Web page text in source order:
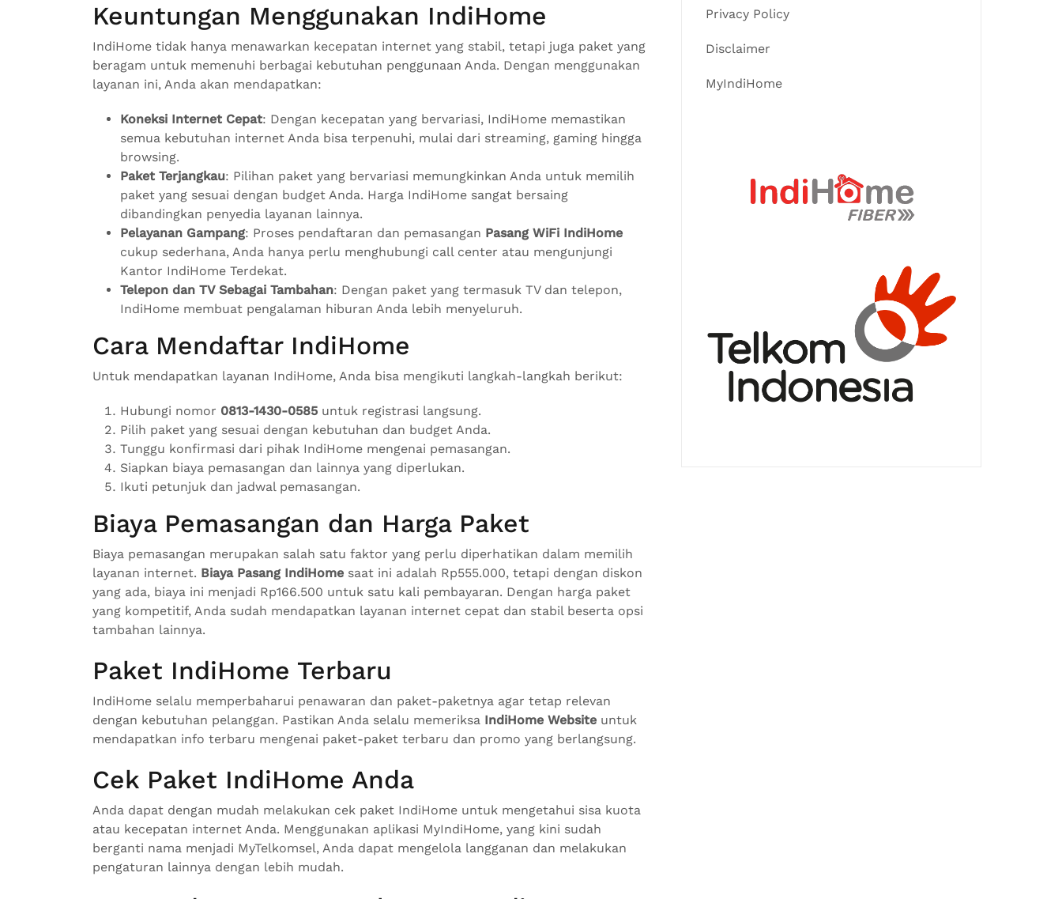
Keuntungan Menggunakan IndiHome
IndiHome tidak hanya menawarkan kecepatan internet yang stabil, tetapi juga paket yang
beragam untuk memenuhi berbagai kebutuhan penggunaan Anda. Dengan menggunakan
layanan ini, Anda akan mendapatkan:
Koneksi Internet Cepat: Dengan kecepatan yang bervariasi, IndiHome memastikan
semua kebutuhan internet Anda bisa terpenuhi, mulai dari streaming, gaming hingga
browsing.
Paket Terjangkau: Pilihan paket yang bervariasi memungkinkan Anda untuk memilih
paket yang sesuai dengan budget Anda. Harga IndiHome sangat bersaing
dibandingkan penyedia layanan lainnya.
Pelayanan Gampang: Proses pendaftaran dan pemasangan Pasang WiFi IndiHome
cukup sederhana, Anda hanya perlu menghubungi call center atau mengunjungi
Kantor IndiHome Terdekat.
Telepon dan TV Sebagai Tambahan: Dengan paket yang termasuk TV dan telepon,
IndiHome membuat pengalaman hiburan Anda lebih menyeluruh.
Cara Mendaftar IndiHome
Untuk mendapatkan layanan IndiHome, Anda bisa mengikuti langkah-langkah berikut:
Hubungi nomor 0813-1430-0585 untuk registrasi langsung.
Pilih paket yang sesuai dengan kebutuhan dan budget Anda.
Tunggu konfirmasi dari pihak IndiHome mengenai pemasangan.
Siapkan biaya pemasangan dan lainnya yang diperlukan.
Ikuti petunjuk dan jadwal pemasangan.
Biaya Pemasangan dan Harga Paket
Biaya pemasangan merupakan salah satu faktor yang perlu diperhatikan dalam memilih
layanan internet. Biaya Pasang IndiHome saat ini adalah Rp555.000, tetapi dengan diskon
yang ada, biaya ini menjadi Rp166.500 untuk satu kali pembayaran. Dengan harga paket
yang kompetitif, Anda sudah mendapatkan layanan internet cepat dan stabil beserta opsi
tambahan lainnya.
Paket IndiHome Terbaru
IndiHome selalu memperbaharui penawaran dan paket-paketnya agar tetap relevan
dengan kebutuhan pelanggan. Pastikan Anda selalu memeriksa IndiHome Website untuk
mendapatkan info terbaru mengenai paket-paket terbaru dan promo yang berlangsung.
Cek Paket IndiHome Anda
Anda dapat dengan mudah melakukan cek paket IndiHome untuk mengetahui sisa kuota
atau kecepatan internet Anda. Menggunakan aplikasi MyIndiHome, yang kini sudah
berganti nama menjadi MyTelkomsel, Anda dapat mengelola langganan dan melakukan
pengaturan lainnya dengan lebih mudah.
Privacy Policy
Disclaimer
MyIndiHome